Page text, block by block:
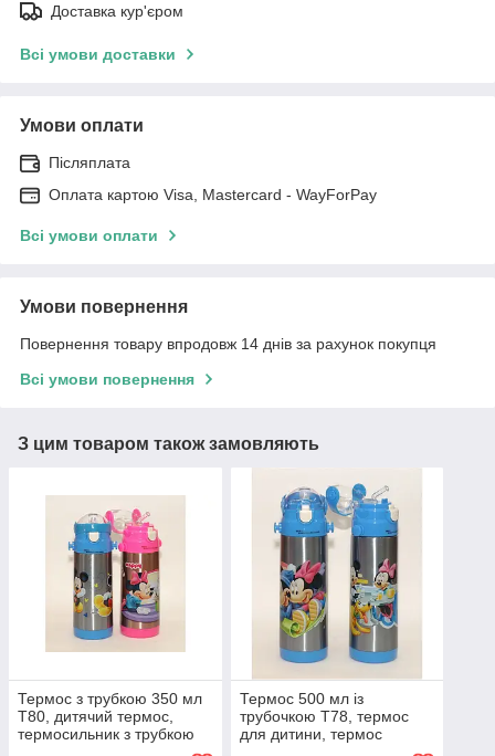
Доставка кур'єром
Всі умови доставки
Умови оплати
Післяплата
Оплата картою Visa, Mastercard - WayForPay
Всі умови оплати
Умови повернення
Повернення товару впродовж 14 днів за рахунок покупця
Всі умови повернення
З цим товаром також замовляють
Термос з трубкою 350 мл
T80, дитячий термос,
термосильник з трубкою
Термос 500 мл із
трубочкою T78, термос
для дитини, термос